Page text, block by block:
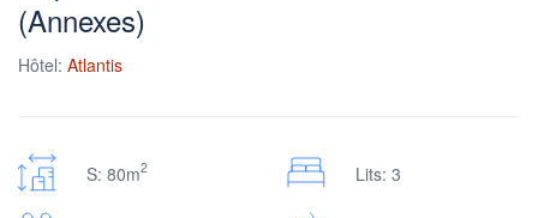
(Annexes)
Hôtel: Atlantis
S: 80m2 Lits: 3